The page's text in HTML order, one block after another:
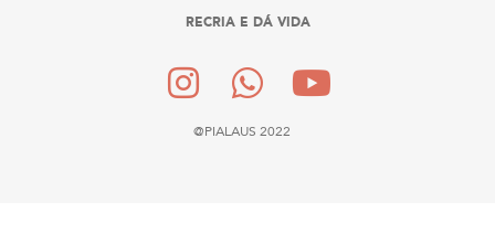
RECRIA E DÁ VIDA
@PIALAUS 2022